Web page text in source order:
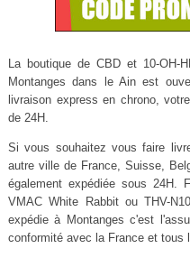
La boutique de CBD et 10-OH-
Montanges dans le Ain est
livraison express en chrono,
de 24H.
Si vous souhaitez vous faire
autre ville de France, Suisse,
également expédiée sous 24H.
VMAC White Rabbit ou THV-
expédie à Montanges c'est
conformité avec la France et tous